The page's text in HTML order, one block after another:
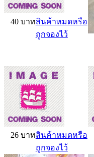
40 บาทสินค้าหมดหรือ
ถูกจองไว้
26 บาทสินค้าหมดหรือ
ถูกจองไว้